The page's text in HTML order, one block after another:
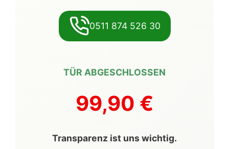
0511 874 526 30
TÜR ABGESCHLOSSEN
99,90 €
Transparenz ist uns wichtig.